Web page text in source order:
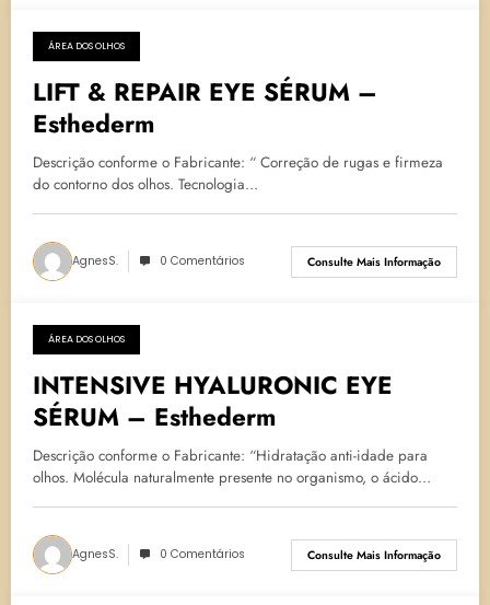
6 de julho de 2023
ÁREA DOS OLHOS
LIFT & REPAIR EYE SÉRUM –
Esthederm
Descrição conforme o Fabricante: “ Correção de rugas e firmeza
do contorno dos olhos. Tecnologia…
AgnesS. 0 Comentários Consulte Mais Informação
26 de junho de 2023
ÁREA DOS OLHOS
INTENSIVE HYALURONIC EYE
SÉRUM – Esthederm
Descrição conforme o Fabricante: “Hidratação anti-idade para
olhos. Molécula naturalmente presente no organismo, o ácido…
AgnesS. 0 Comentários Consulte Mais Informação